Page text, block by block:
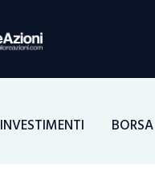
INVESTIMENTI BORSA